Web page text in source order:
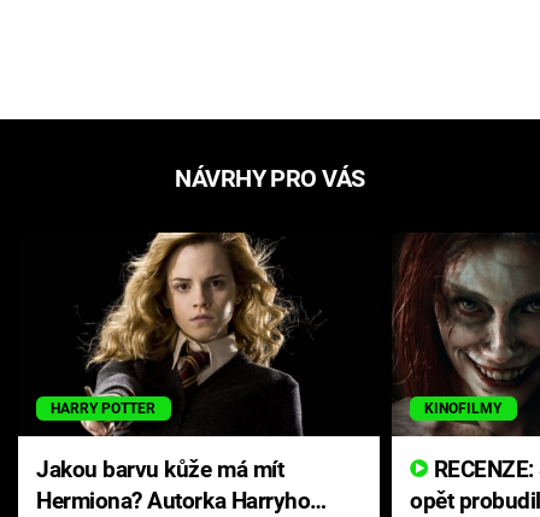
NÁVRHY PRO VÁS
HARRY POTTER
Jakou barvu kůže má mít
Hermiona? Autorka Harryho
KINOFILMY
opět